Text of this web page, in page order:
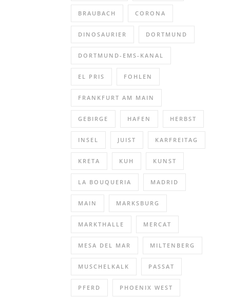
BRAUBACH CORONA
DINOSAURIER DORTMUND
DORTMUND-EMS-KANAL
EL PRIS FOHLEN
FRANKFURT AM MAIN
GEBIRGE HAFEN HERBST
INSEL JUIST KARFREITAG
KRETA KUH KUNST
LA BOUQUERIA MADRID
MAIN MARKSBURG
MARKTHALLE MERCAT
MESA DEL MAR MILTENBERG
MUSCHELKALK PASSAT
PFERD PHOENIX WEST